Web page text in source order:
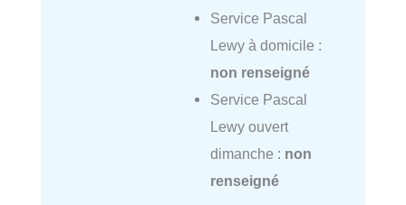
Service Pascal
Lewy à domicile :
non renseigné
Service Pascal
Lewy ouvert
dimanche : non
renseigné